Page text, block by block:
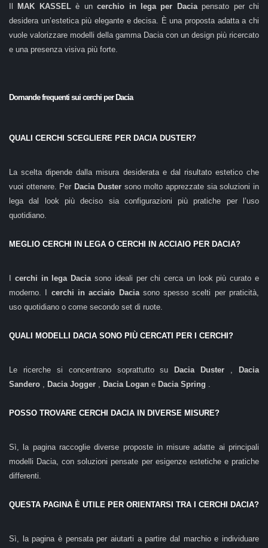
MAK KASSELè uncerchio in lega per Daciapensato per chi
desidera un’estetica più elegante e decisa. È una proposta adatta a chi
vuole valorizzare modelli della gamma Dacia con un design più ricercato
e una presenza visiva più forte.
Domande frequenti sui cerchi per Dacia
QUALI CERCHI SCEGLIERE PER DACIA DUSTER?
La scelta dipende dalla misura desiderata e dal risultato estetico che
vuoi ottenere. Per Dacia Duster sono molto apprezzate sia soluzioni in
lega dal look più deciso sia configurazioni più pratiche per l’uso
quotidiano.
MEGLIO CERCHI IN LEGA O CERCHI IN ACCIAIO PER DACIA?
cerchi in lega Dacia sono ideali per chi cerca un look più curato e
moderno. I cerchi in acciaio Dacia sono spesso scelti per praticità,
uso quotidiano o come secondo set di ruote.
QUALI MODELLI DACIA SONO PIÙ CERCATI PER I CERCHI?
Le ricerche si concentrano soprattutto su Dacia Duster ,
Dacia
Sandero , Dacia Jogger , Dacia Logan e Dacia Spring .
POSSO TROVARE CERCHI DACIA IN DIVERSE MISURE?
Sì, la pagina raccoglie diverse proposte in misure adatte ai principali
modelli Dacia, con soluzioni pensate per esigenze estetiche e pratiche
differenti.
QUESTA PAGINA È UTILE PER ORIENTARSI TRA I CERCHI DACIA?
Sì, la pagina è pensata per aiutarti a partire dal marchio e individuare